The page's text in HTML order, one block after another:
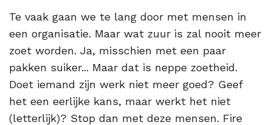
Te vaak gaan we te lang door met mensen in
een organisatie. Maar wat zuur is zal nooit meer
zoet worden. Ja, misschien met een paar
pakken suiker... Maar dat is neppe zoetheid.
Doet iemand zijn werk niet meer goed? Geef
het een eerlijke kans, maar werkt het niet
(letterlijk)? Stop dan met deze mensen. Fire